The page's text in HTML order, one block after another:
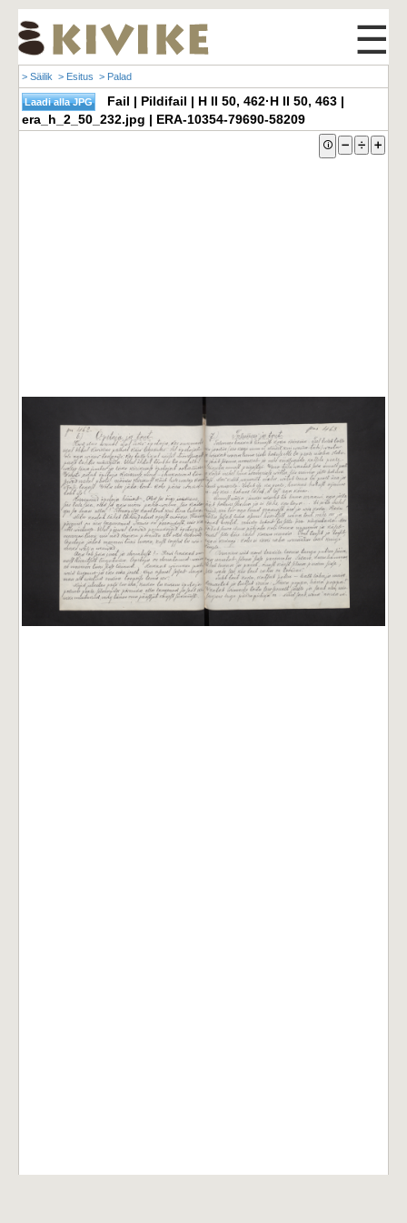
☰
> Säilik > Esitus > Palad
Fail | Pildifail | H II 50, 462·H II 50, 463 |
era_h_2_50_232.jpg | ERA-10354-79690-58209